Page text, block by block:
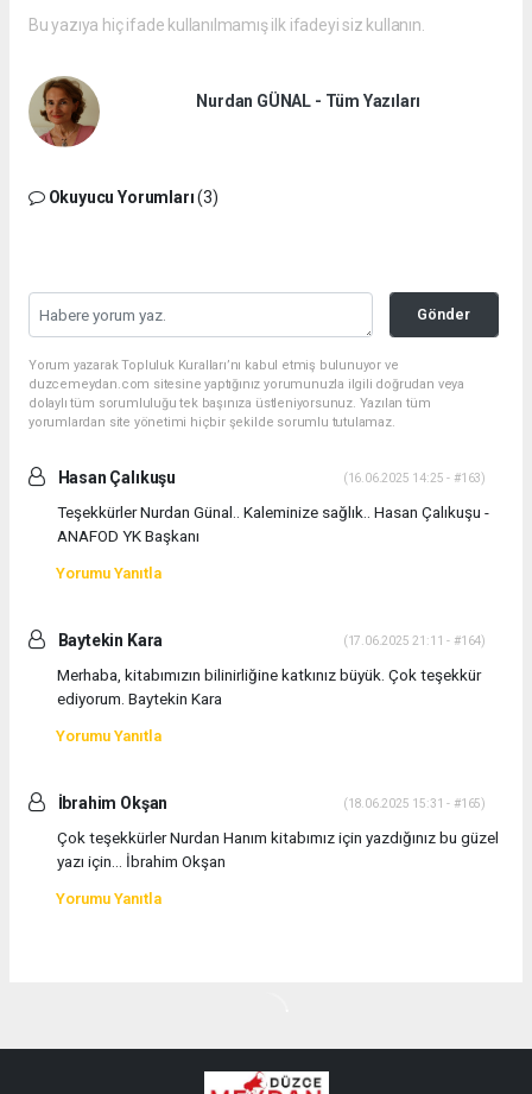
Bu yazıya hiç ifade kullanılmamış ilk ifadeyi siz kullanın.
Nurdan GÜNAL - Tüm Yazıları
Okuyucu Yorumları(3)
Gönder
Yorum yazarak Topluluk Kuralları’nı kabul etmiş bulunuyor ve
duzcemeydan.com sitesine yaptığınız yorumunuzla ilgili doğrudan veya
dolaylı tüm sorumluluğu tek başınıza üstleniyorsunuz. Yazılan tüm
yorumlardan site yönetimi hiçbir şekilde sorumlu tutulamaz.
Hasan Çalıkuşu (16.06.2025 14:25 - #163)
Teşekkürler Nurdan Günal.. Kaleminize sağlık.. Hasan Çalıkuşu -
ANAFOD YK Başkanı
Yorumu Yanıtla
Baytekin Kara (17.06.2025 21:11 - #164)
Merhaba, kitabımızın bilinirliğine katkınız büyük. Çok teşekkür
ediyorum. Baytekin Kara
Yorumu Yanıtla
İbrahim Okşan (18.06.2025 15:31 - #165)
Çok teşekkürler Nurdan Hanım kitabımız için yazdığınız bu güzel
yazı için... İbrahim Okşan
Yorumu Yanıtla